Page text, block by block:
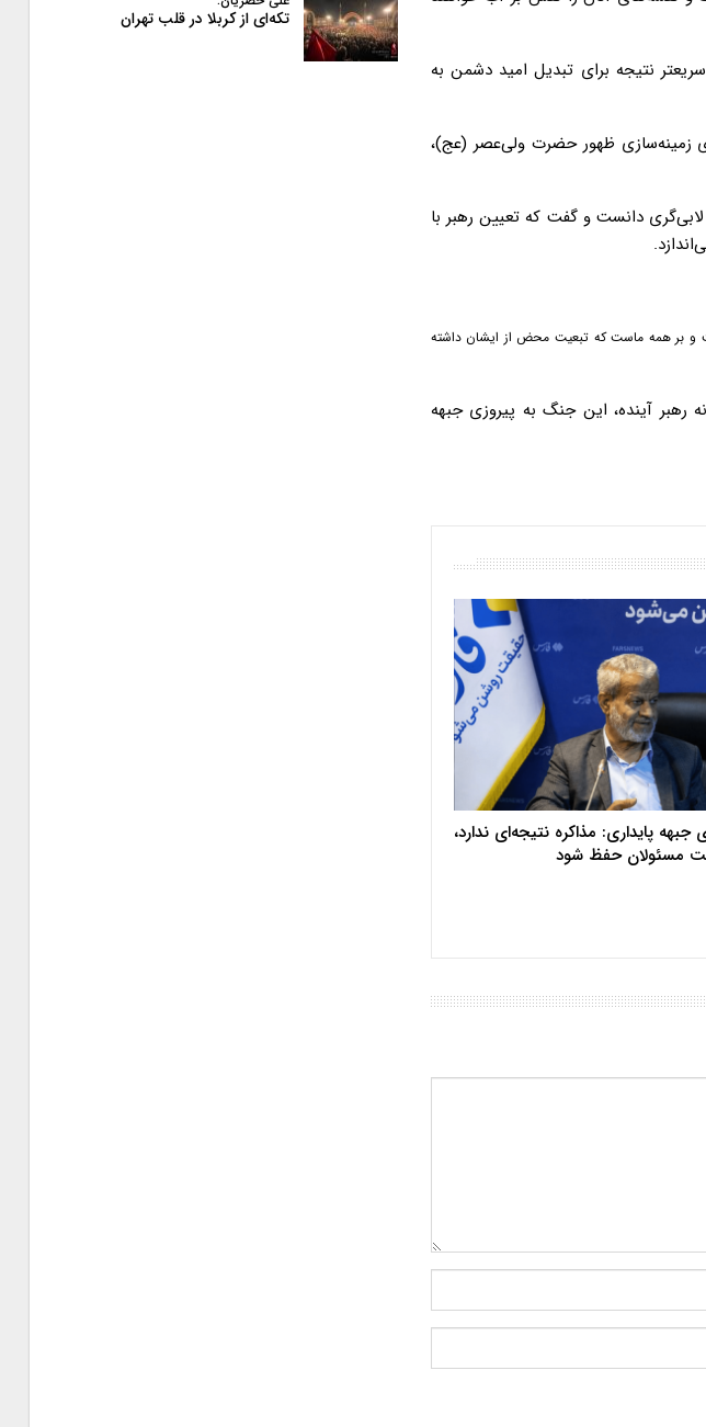
نتیجه برای تبدیل امید دشمن به
زمینه‌سازی ظهور حضرت ولی‌عصر (عج)،
لابی‌گری دانست و گفت که تعیین رهبر با
و بر همه ماست که تبعیت محض از ایشان داشته
رهبر آینده، این جنگ به پیروزی جبهه
پایداری: مذاکره نتیجه‌ای ندارد،
مسئولان حفظ شود
تکه‌ای از کربلا در قلب تهران